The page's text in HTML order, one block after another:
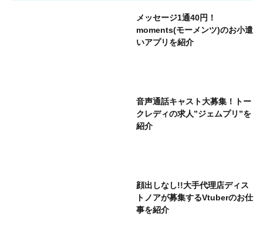
メッセージ1通40円！
moments(モーメンツ)のお小遣
いアプリを紹介
音声通話キャスト大募集！トー
クレディの求人”ジェムプリ”を
紹介
顔出しなし!!大手代理店ディス
トノアが募集するVtuberのお仕
事を紹介